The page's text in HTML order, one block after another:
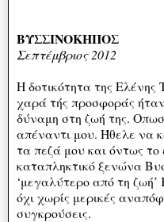
ΒΥΣΣΙΝΟΚΗΠΟΣ
Σεπτέμβριος 2012
Η δοτικότητα της
χαρά τής προσφοράς
δύναμη στη ζωή της.
απέναντι μου. Ήθελε να
τα πεζά μου και όντως
καταπληκτικό ξενώνα
‘μεγαλύτερο από τη
όχι χωρίς μερικές
συγκρούσεις.